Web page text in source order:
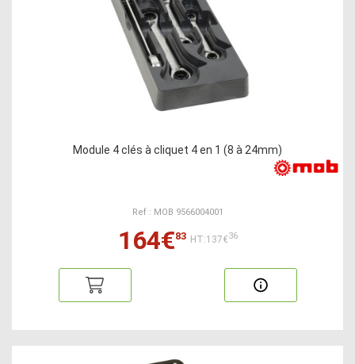
Module 4 clés à cliquet 4 en 1 (8 à 24mm)
Ref : MOB 9566004001
164€83 HT:137€36